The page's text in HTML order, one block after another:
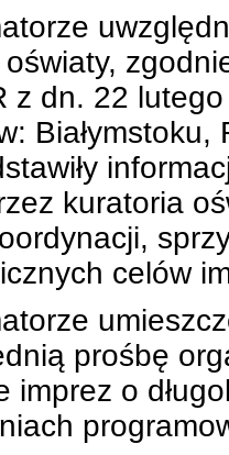
z dn. 22
kuratoria
celów
prośbę
imprez o